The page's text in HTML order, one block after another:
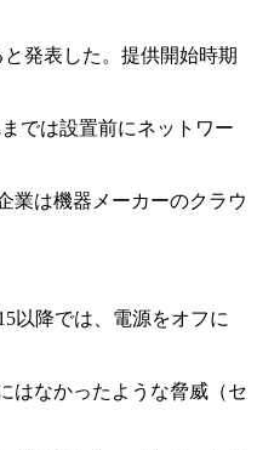
発表した。提供開始時期
では設置前にネットワー
業は機器メーカーのクラウ
以降では、電源をオフに
はなかったような脅威（セ